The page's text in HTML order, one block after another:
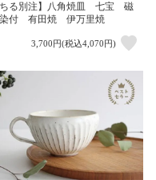
ちる別注】八角焼皿 七宝 磁
付 有田焼 伊万里焼
3,700円(税込4,070円)